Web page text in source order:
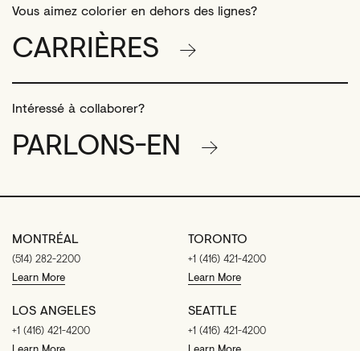
Vous aimez colorier en dehors des lignes?
CARRIÈRES
Intéressé à collaborer?
PARLONS-EN
MONTRÉAL
(514) 282-2200
Learn More
TORONTO
+1 (416) 421-4200
Learn More
LOS ANGELES
+1 (416) 421-4200
SEATTLE
+1 (416) 421-4200